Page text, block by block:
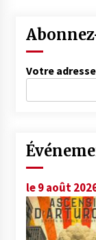
Votre
le 9 août